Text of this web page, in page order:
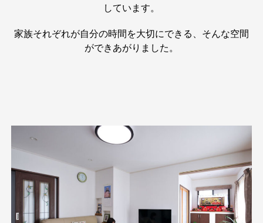
しています。
家族それぞれが自分の時間を大切にできる、そんな空間
ができあがりました。